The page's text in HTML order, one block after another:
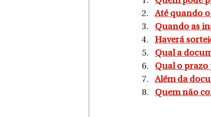
Até quando
Quando as
Haverá
Qual a
Qual o prazo
Além da
Quem não